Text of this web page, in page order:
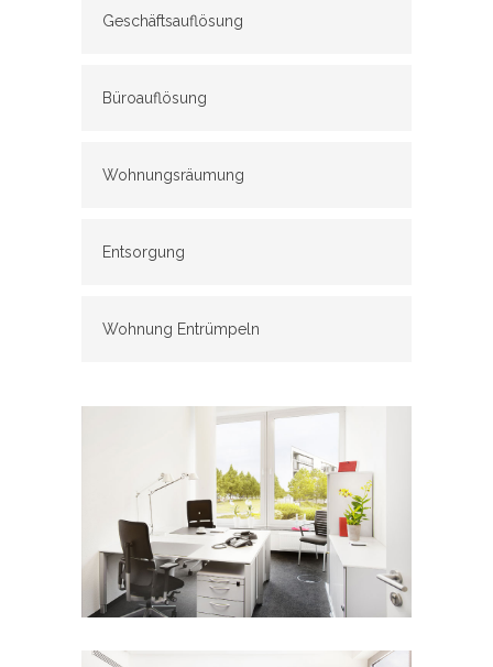
Geschäftsauflösung
Büroauflösung
Wohnungsräumung
Entsorgung
Wohnung Entrümpeln